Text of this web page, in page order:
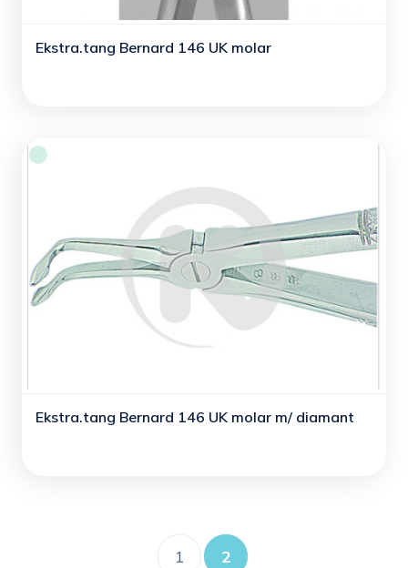
Ekstra.tang Bernard 146 UK molar
Ekstra.tang Bernard 146 UK molar m/ diamant
1 2